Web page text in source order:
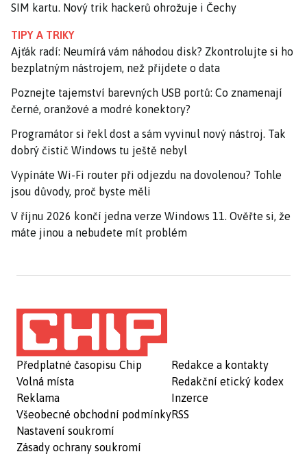
SIM kartu. Nový trik hackerů ohrožuje i Čechy
TIPY A TRIKY
Ajťák radí: Neumírá vám náhodou disk? Zkontrolujte si ho
bezplatným nástrojem, než přijdete o data
Poznejte tajemství barevných USB portů: Co znamenají
černé, oranžové a modré konektory?
Programátor si řekl dost a sám vyvinul nový nástroj. Tak
dobrý čistič Windows tu ještě nebyl
Vypínáte Wi-Fi router při odjezdu na dovolenou? Tohle
jsou důvody, proč byste měli
V říjnu 2026 končí jedna verze Windows 11. Ověřte si, že
máte jinou a nebudete mít problém
Předplatné časopisu Chip
Volná místa
Reklama
Všeobecné obchodní podmínky
Nastavení soukromí
Zásady ochrany soukromí
Redakce a kontakty
Redakční etický kodex
Inzerce
RSS